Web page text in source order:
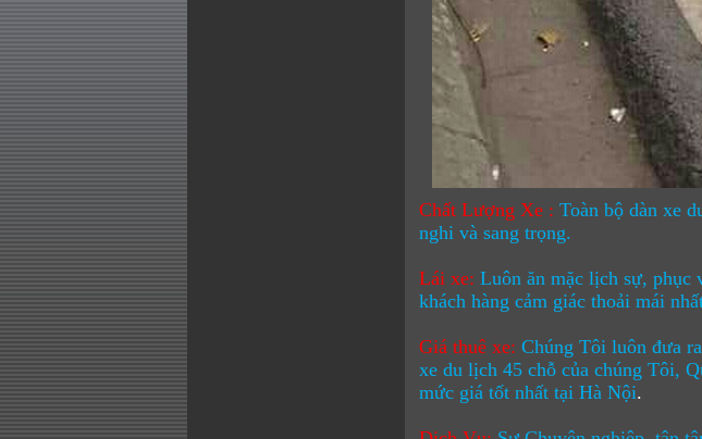
Chất Lượng Xe : Toàn bộ dàn xe
nghi và sang trọng.
Lái xe: Luôn ăn mặc lịch sự, phục
khách hàng cảm giác thoải mái
Giá thuê xe: Chúng Tôi luôn đưa
xe du lịch 45 chỗ của chúng Tôi,
mức giá tốt nhất tại Hà Nội.